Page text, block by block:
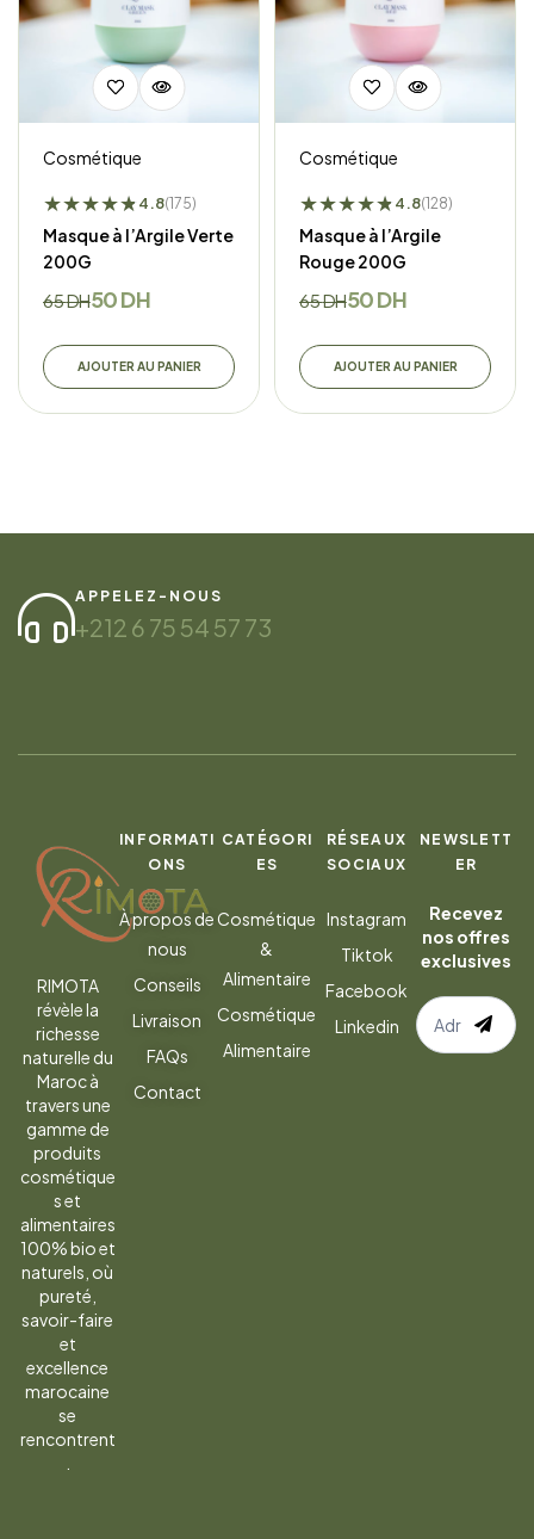
Cosmétique
★★★★★
★4.8(175)
Masque à l’Argile Verte
200G
65DH50DH
AJOUTER AU PANIER
Cosmétique
★★★★★
★4.8(128)
Masque à l’Argile
Rouge 200G
65DH50DH
AJOUTER AU PANIER
APPELEZ-NOUS
+212 6 75 54 57 73
RIMOTA
révèle la
richesse
naturelle du
Maroc à
travers une
gamme de
produits
cosmétique
s et
alimentaires
100% bio et
naturels, où
pureté,
savoir-faire
et
excellence
marocaine
se
rencontrent
INFORMATI
ONS
À propos de
nous
Conseils
Livraison
FAQs
Contact
CATÉGORI
ES
Cosmétique
&
Alimentaire
Cosmétique
Alimentaire
RÉSEAUX
SOCIAUX
Instagram
Tiktok
Facebook
Linkedin
NEWSLETT
ER
Recevez
nos offres
exclusives
S’abonner
à